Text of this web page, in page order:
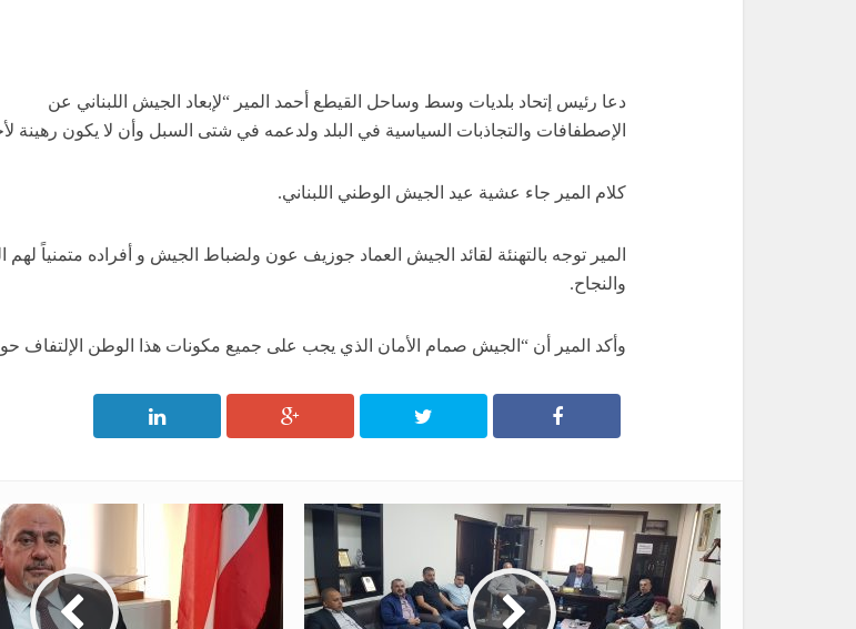
دعا رئيس إتحاد بلديات وسط وساحل القيطع أحمد المير “لإبعاد الجيش اللبناني عن
الإصطفافات والتجاذبات السياسية في البلد ولدعمه في شتى السبل وأن لا يكون رهينة
كلام المير جاء عشية عيد الجيش الوطني اللبناني.
المير توجه بالتهنئة لقائد الجيش العماد جوزيف عون ولضباط الجيش و أفراده متمنياً لهم
والنجاح.
وأكد المير أن “الجيش صمام الأمان الذي يجب على جميع مكونات هذا الوطن الإلتفاف